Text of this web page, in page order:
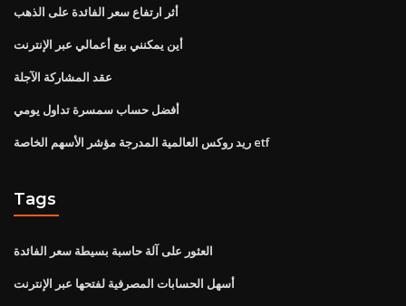
أثر ارتفاع سعر الفائدة على الذهب
أين يمكنني بيع أعمالي عبر الإنترنت
عقد المشاركة الآجلة
أفضل حساب سمسرة تداول يومي
ريد روكس العالمية المدرجة مؤشر الأسهم الخاصة etf
Tags
العثور على آلة حاسبة بسيطة سعر الفائدة
أسهل الحسابات المصرفية لفتحها عبر الإنترنت